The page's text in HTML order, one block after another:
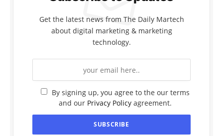
Get the latest news from The Daily Martech
about digital marketing & marketing
technology.
By signing up, you agree to the our terms
and our Privacy Policyagreement.